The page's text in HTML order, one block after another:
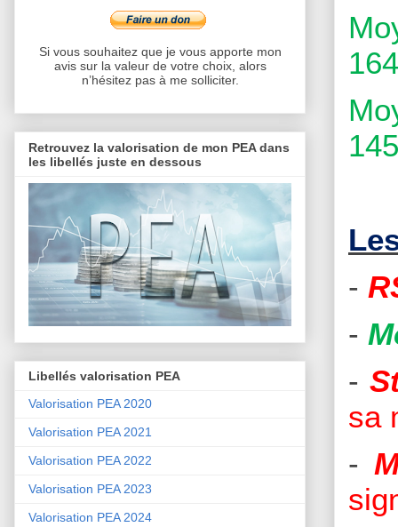
-
-
-
sa
-
Si vous souhaitez que je vous apporte mon
avis sur la valeur de votre choix, alors
n’hésitez pas à me solliciter.
Retrouvez la valorisation de mon PEA dans
les libellés juste en dessous
Libellés valorisation PEA
Valorisation PEA 2020
Valorisation PEA 2021
Valorisation PEA 2022
Valorisation PEA 2023
Valorisation PEA 2024